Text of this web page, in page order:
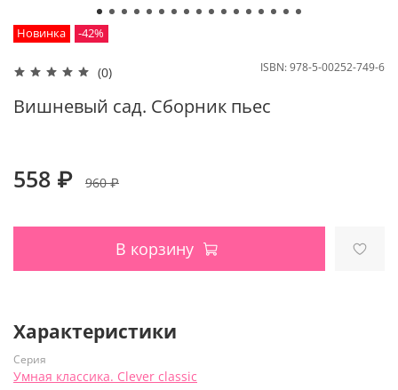
Новинка -42%
(0) ISBN:978-5-00252-749-6
Вишневый сад. Сборник пьес
558 ₽ 960 ₽
В корзину
Характеристики
Серия
Умная классика. Clever classic